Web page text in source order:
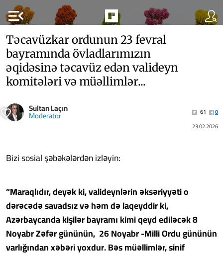
menu_open
Təcavüzkar ordunun 23 fevral
bayramında övladlarımızın
əqidəsinə təcavüz edən valideyn
komitələri və müəllimlər...
Sultan Laçın
Moderator 61
0
23.02.2026
Bizi sosial şəbəkələrdən izləyin:
“Maraqlıdır, deyək ki, valideynlərin əksəriyyəti o
dərəcədə savadsız və həm də laqeyddir ki,
Azərbaycanda kişilər bayramı kimi qeyd ediləcək 8
Noyabr Zəfər gününün, 26 Noyabr -Milli Ordu gününün
varlığından xəbəri yoxdur. Bəs müəllimlər, sinif